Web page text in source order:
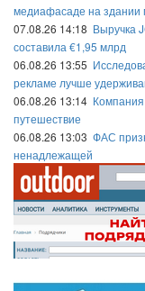
медиафасаде на здании
07.08.26 14:18 Выручка
составила €1,95 млрд
06.08.26 13:55
рекламе лучше
06.08.26 13:14
путешествие
06.08.26 13:03 ФАС
ненадлежащей